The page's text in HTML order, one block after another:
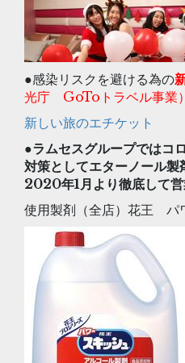
●感染リスクを避ける為の
光庁 GoToトラベル事業）
新しい旅のエチケット
●ラムセスグループではコ
対策としてエターノール製
2020年1月より徹底して営
使用製剤（全店）花王 パ